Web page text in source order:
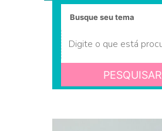
PESQUISAR